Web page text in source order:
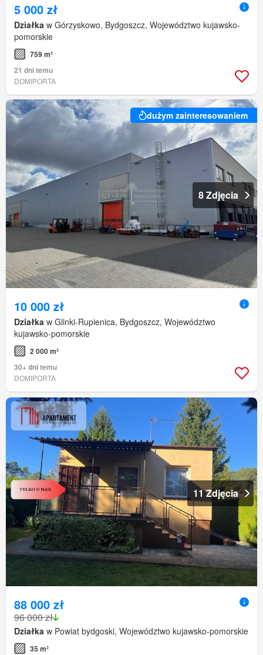
5 000 zł
Działka w Górzyskowo, Bydgoszcz, Województwo kujawsko-
pomorskie
759 m²
21 dni temu
DOMIPORTA
dużym zainteresowaniem
8 Zdjęcia
10 000 zł
Działka w Glinki-Rupienica, Bydgoszcz, Województwo
kujawsko-pomorskie
2 000 m²
30+ dni temu
DOMIPORTA
11 Zdjęcia
88 000 zł
96 000 zł
Działka w Powiat bydgoski, Województwo kujawsko-pomorskie
35 m²